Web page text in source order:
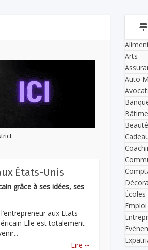
États-Unis
grâce à ses idées, ses
aux Etats-
Elle est totalement
Lire ...
Arts
Auto
Beauté
Écoles
Emploi